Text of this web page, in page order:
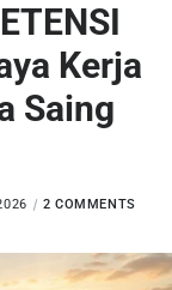
Kerja
Saing
2 COMMENTS